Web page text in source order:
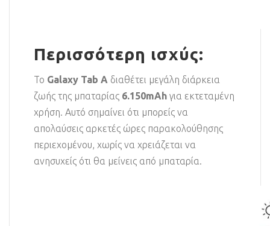
Περισσότερη ισχύς:
Το Galaxy Tab A διαθέτει μεγάλη διάρκεια
ζωής της μπαταρίας 6.150mAh για εκτεταμένη
χρήση. Αυτό σημαίνει ότι μπορείς να
απολαύσεις αρκετές ώρες παρακολούθησης
περιεχομένου, χωρίς να χρειάζεται να
ανησυχείς ότι θα μείνεις από μπαταρία.